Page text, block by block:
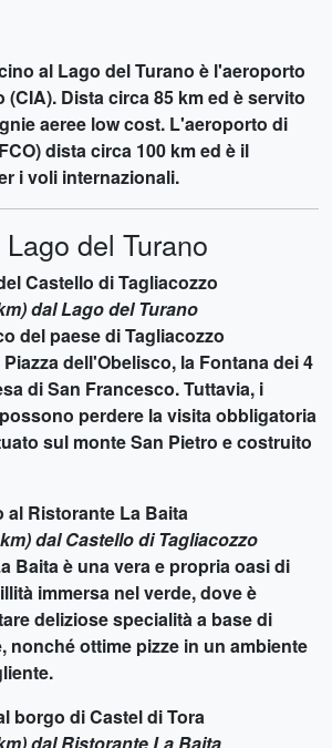
al Lago del Turano è l'aeroporto
(CIA). Dista circa 85 km ed è servito
aeree low cost. L'aeroporto di
dista circa 100 km ed è il
i voli internazionali.
del Turano
Castello di Tagliacozzo
dal Lago del Turano
del paese di Tagliacozzo
dell'Obelisco, la Fontana dei 4
di San Francesco. Tuttavia, i
perdere la visita obbligatoria
sul monte San Pietro e costruito
al Ristorante La Baita
dal Castello di Tagliacozzo
Baita è una vera e propria oasi di
immersa nel verde, dove è
deliziose specialità a base di
nonché ottime pizze in un ambiente
borgo di Castel di Tora